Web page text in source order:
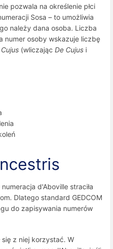
pozwala na określenie płci
Sosa – to umożliwia
należy dana osoba. Liczba
numer osoby wskazuje liczbę
(wliczając De Cujus i
d'Aboville straciła
Dlatego standard GEDCOM
do zapisywania numerów
z niej korzystać. W